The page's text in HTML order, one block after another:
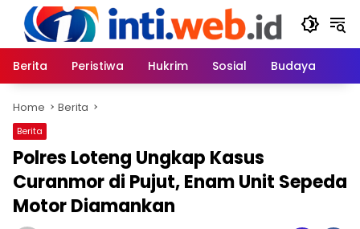
content
Berita
Peristiwa Hukrim Sosial Budaya
Home Berita
Berita
Polres Loteng Ungkap Kasus
Curanmor di Pujut, Enam Unit Sepeda
Motor Diamankan